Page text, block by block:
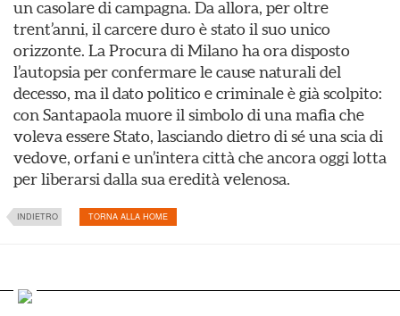
un casolare di campagna. Da allora, per oltre
trent’anni, il carcere duro è stato il suo unico
orizzonte. La Procura di Milano ha ora disposto
l’autopsia per confermare le cause naturali del
decesso, ma il dato politico e criminale è già scolpito:
con Santapaola muore il simbolo di una mafia che
voleva essere Stato, lasciando dietro di sé una scia di
vedove, orfani e un’intera città che ancora oggi lotta
per liberarsi dalla sua eredità velenosa.
INDIETRO TORNA ALLA HOME